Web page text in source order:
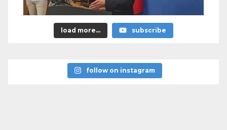
load more... subscribe
follow on instagram